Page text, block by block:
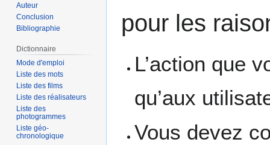
pour les
L’action que
qu’aux
Vous devez
Auteur
Conclusion
Bibliographie
Dictionnaire
Mode d'emploi
Liste des mots
Liste des films
Liste des réalisateurs
Liste des
photogrammes
Liste géo-
chronologique